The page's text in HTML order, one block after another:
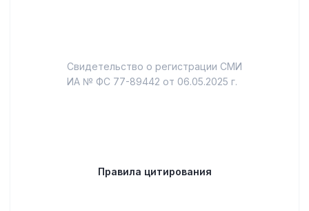
Свидетельство о регистрации СМИ
ИА № ФС 77-89442 от 06.05.2025 г.
Правила цитирования